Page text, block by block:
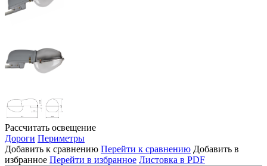
Рассчитать освещение
Дороги Периметры
Добавить к сравнению Перейти к сравнению Добавить в
избранное Перейти в избранное Листовка в PDF